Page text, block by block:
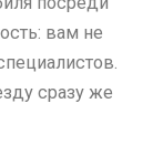
вам не
сразу же